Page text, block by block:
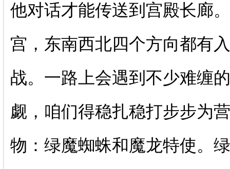
他对话才能传送到宫殿长廊
宫，东南西北四个方向都有
战。一路上会遇到不少难缠
觑，咱们得稳扎稳打步步为
物：绿魔蜘蛛和魔龙特使。